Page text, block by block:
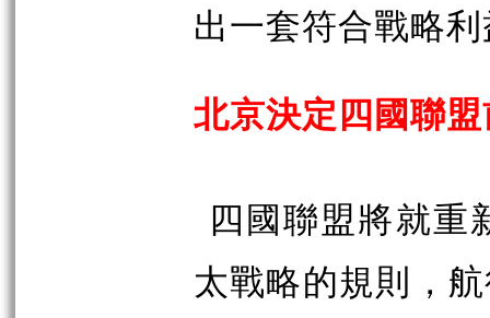
出一套符合戰略
北京決定四國聯
四國聯盟將就重
太戰略的規則，